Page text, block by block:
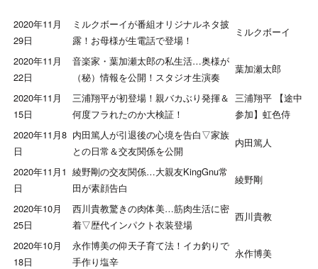
2020年11月
29日
ミルクボーイが番組オリジナルネタ披
露！お母様が生電話で登場！
ミルクボーイ
2020年11月
22日
音楽家・葉加瀬太郎の私生活…奥様が
（秘）情報を公開！スタジオ生演奏
葉加瀬太郎
2020年11月
15日
三浦翔平が初登場！親バカぶり発揮＆
何度フラれたのか大検証！
三浦翔平 【途中
参加】虹色侍
2020年11月8
日
内田篤人が引退後の心境を告白▽家族
との日常＆交友関係を公開
内田篤人
2020年11月1
日
綾野剛の交友関係…大親友KingGnu常
田が素顔告白
綾野剛
2020年10月
25日
西川貴教驚きの肉体美…筋肉生活に密
着▽歴代インパクト衣装登場
西川貴教
2020年10月
18日
永作博美の仰天子育て法！イカ釣りで
手作り塩辛
永作博美